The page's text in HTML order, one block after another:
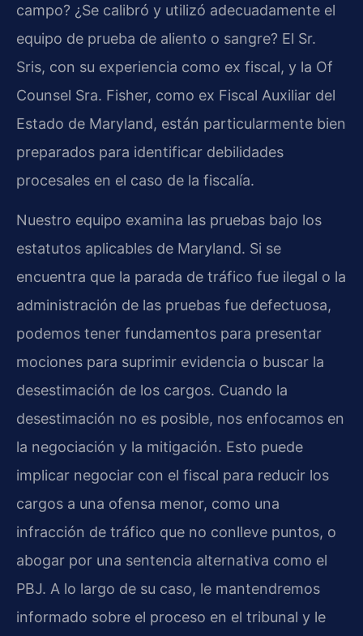
campo? ¿Se calibró y utilizó adecuadamente el
equipo de prueba de aliento o sangre? El Sr.
Sris, con su experiencia como ex fiscal, y la Of
Counsel Sra. Fisher, como ex Fiscal Auxiliar del
Estado de Maryland, están particularmente bien
preparados para identificar debilidades
procesales en el caso de la fiscalía.
Nuestro equipo examina las pruebas bajo los
estatutos aplicables de Maryland. Si se
encuentra que la parada de tráfico fue ilegal o la
administración de las pruebas fue defectuosa,
podemos tener fundamentos para presentar
mociones para suprimir evidencia o buscar la
desestimación de los cargos. Cuando la
desestimación no es posible, nos enfocamos en
la negociación y la mitigación. Esto puede
implicar negociar con el fiscal para reducir los
cargos a una ofensa menor, como una
infracción de tráfico que no conlleve puntos, o
abogar por una sentencia alternativa como el
PBJ. A lo largo de su caso, le mantendremos
informado sobre el proceso en el tribunal y le